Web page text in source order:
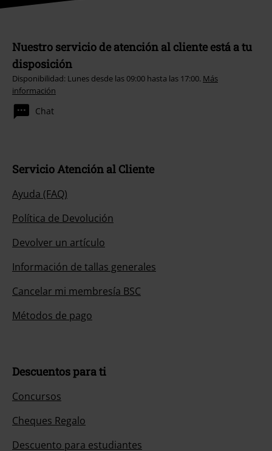
Nuestro servicio de atención al cliente está a tu
disposición
Disponibilidad: Lunes desde las 09:00 hasta las 17:00. Más
información
Chat
Servicio Atención al Cliente
Ayuda (FAQ)
Política de Devolución
Devolver un artículo
Información de tallas generales
Cancelar mi membresía BSC
Métodos de pago
Descuentos para ti
Concursos
Cheques Regalo
Descuento para estudiantes